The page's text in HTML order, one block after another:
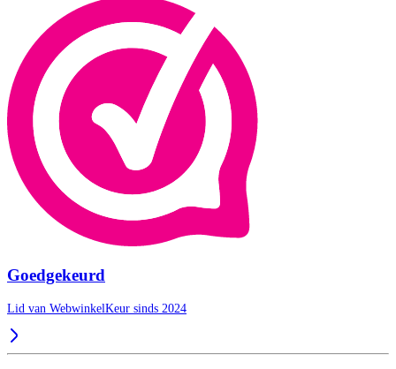
Goedgekeurd
Lid van WebwinkelKeur sinds 2024